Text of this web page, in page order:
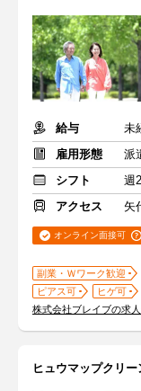
給与
雇用形態
派
シフト
週
アクセス
矢
オンライン面接可
副業・Ｗワーク歓迎
ピアス可
ヒゲ可
株式会社ブレイブの求
ヒュウマップクリ